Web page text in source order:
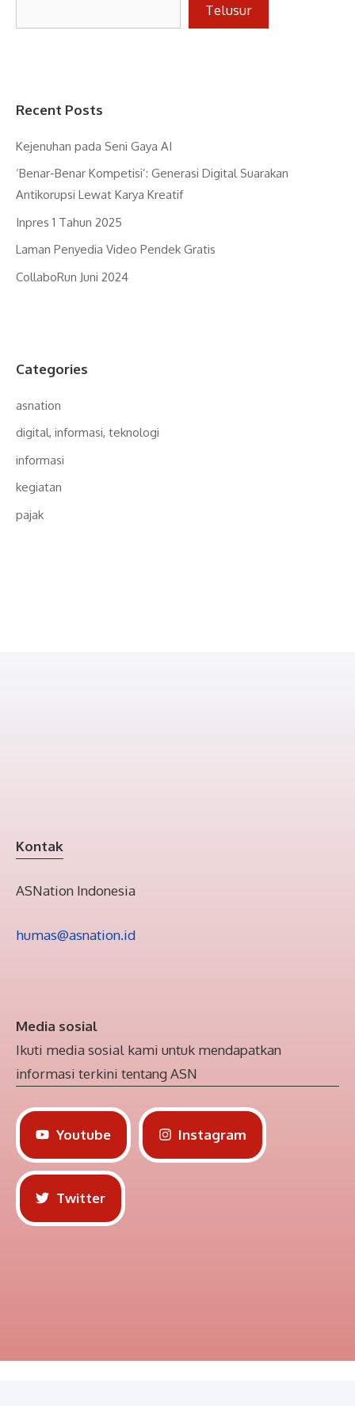
Telusur
Recent Posts
Kejenuhan pada Seni Gaya AI
‘Benar-Benar Kompetisi’: Generasi Digital Suarakan
Antikorupsi Lewat Karya Kreatif
Inpres 1 Tahun 2025
Laman Penyedia Video Pendek Gratis
CollaboRun Juni 2024
Categories
asnation
digital, informasi, teknologi
informasi
kegiatan
pajak
Kontak
ASNation Indonesia
humas@asnation.id
Media sosial
Ikuti media sosial kami untuk mendapatkan
informasi terkini tentang ASN
Youtube Instagram
Twitter